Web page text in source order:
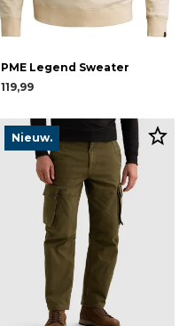
PME Legend Sweater
119,99
Nieuw.